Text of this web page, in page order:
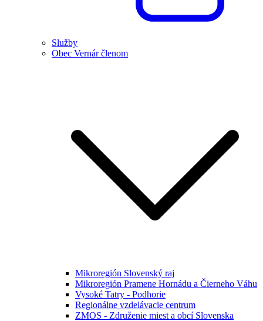
Služby
Obec Vernár členom
Mikroregión Slovenský raj
Mikroregión Pramene Hornádu a Čierneho Váhu
Vysoké Tatry - Podhorie
Regionálne vzdelávacie centrum
ZMOS - Združenie miest a obcí Slovenska